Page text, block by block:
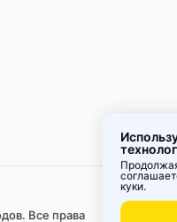
Все права
Удобное
куки.